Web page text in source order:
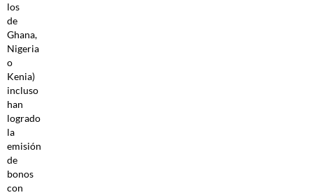
los
de
Ghana,
Nigeria
o
Kenia)
incluso
han
logrado
la
emisión
de
bonos
con